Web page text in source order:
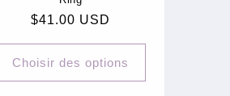
Prix
$41.00 USD
Choisir des options